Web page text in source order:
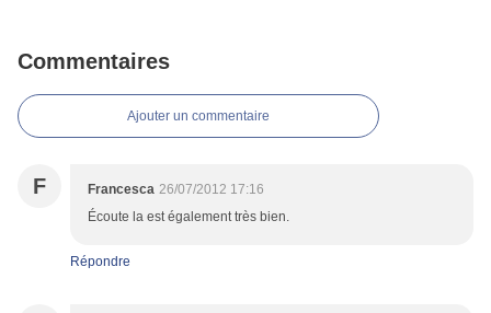
Commentaires
Ajouter un commentaire
F Francesca 26/07/2012 17:16
Écoute la est également très bien.
Répondre